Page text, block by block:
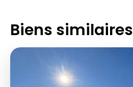
Biens similaires